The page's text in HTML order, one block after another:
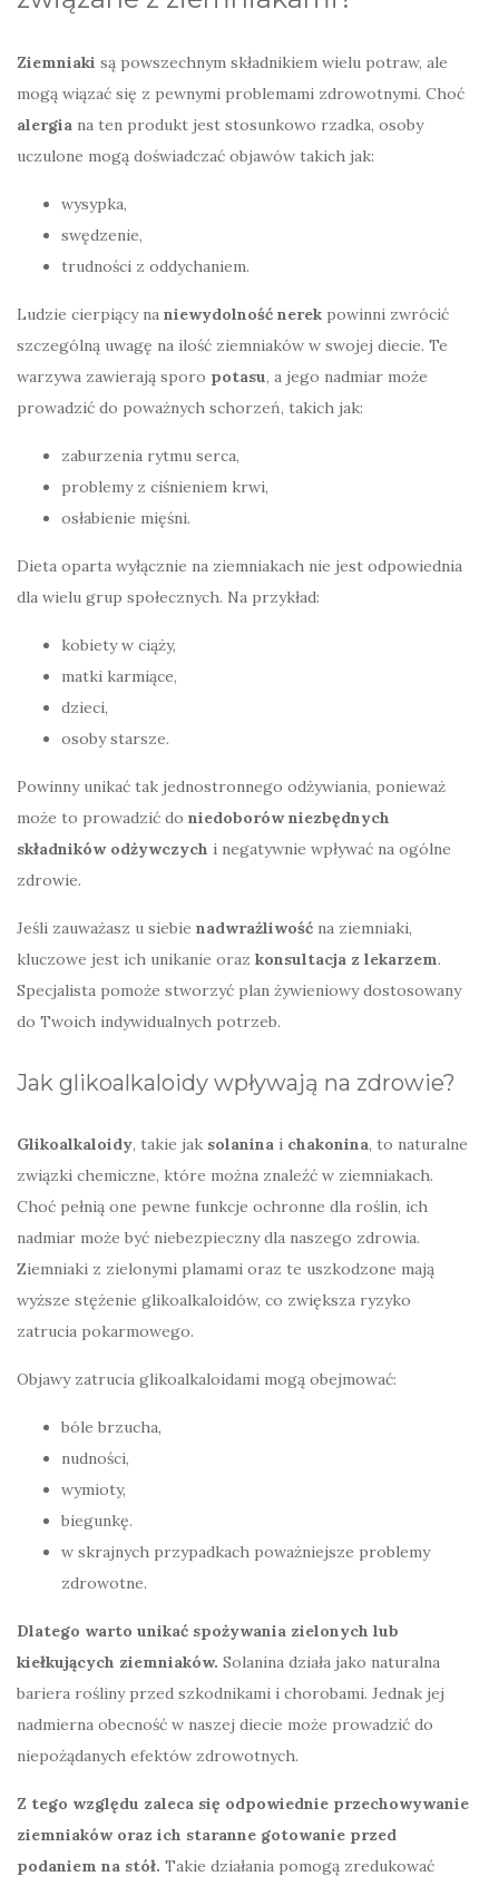
Ziemniaki są powszechnym składnikiem wielu potraw, ale
mogą wiązać się z pewnymi problemami zdrowotnymi. Choć
alergia na ten produkt jest stosunkowo rzadka, osoby
uczulone mogą doświadczać objawów takich jak:
wysypka,
swędzenie,
trudności z oddychaniem.
Ludzie cierpiący na niewydolność nerek powinni zwrócić
szczególną uwagę na ilość ziemniaków w swojej diecie. Te
warzywa zawierają sporo potasu, a jego nadmiar może
prowadzić do poważnych schorzeń, takich jak:
zaburzenia rytmu serca,
problemy z ciśnieniem krwi,
osłabienie mięśni.
Dieta oparta wyłącznie na ziemniakach nie jest odpowiednia
dla wielu grup społecznych. Na przykład:
kobiety w ciąży,
matki karmiące,
dzieci,
osoby starsze.
Powinny unikać tak jednostronnego odżywiania, ponieważ
może to prowadzić do niedoborów niezbędnych
składników odżywczych i negatywnie wpływać na ogólne
zdrowie.
Jeśli zauważasz u siebie nadwrażliwość na ziemniaki,
kluczowe jest ich unikanie oraz konsultacja z lekarzem.
Specjalista pomoże stworzyć plan żywieniowy dostosowany
do Twoich indywidualnych potrzeb.
Jak glikoalkaloidy wpływają na zdrowie?
Glikoalkaloidy, takie jak solanina i chakonina, to naturalne
związki chemiczne, które można znaleźć w ziemniakach.
Choć pełnią one pewne funkcje ochronne dla roślin, ich
nadmiar może być niebezpieczny dla naszego zdrowia.
Ziemniaki z zielonymi plamami oraz te uszkodzone mają
wyższe stężenie glikoalkaloidów, co zwiększa ryzyko
zatrucia pokarmowego.
Objawy zatrucia glikoalkaloidami mogą obejmować:
bóle brzucha,
nudności,
wymioty,
biegunkę.
w skrajnych przypadkach poważniejsze problemy
zdrowotne.
Dlatego warto unikać spożywania zielonych lub
kiełkujących ziemniaków. Solanina działa jako naturalna
bariera rośliny przed szkodnikami i chorobami. Jednak jej
nadmierna obecność w naszej diecie może prowadzić do
niepożądanych efektów zdrowotnych.
Z tego względu zaleca się odpowiednie przechowywanie
ziemniaków oraz ich staranne gotowanie przed
podaniem na stół. Takie działania pomogą zredukować